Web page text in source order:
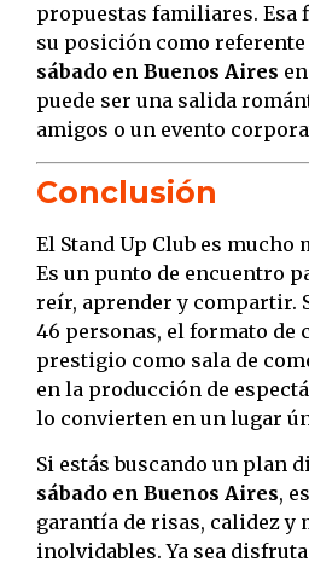
propuestas familiares.
su posición como
sábado en Buenos Aires
puede ser una salida
amigos o un evento
Conclusión
El Stand Up Club es mucho
Es un punto de encuentro
reír, aprender y compartir.
46 personas, el formato de
prestigio como sala de
en la producción de
lo convierten en un lugar
Si estás buscando un plan
sábado en Buenos Aires,
garantía de risas, calidez y
inolvidables. Ya sea